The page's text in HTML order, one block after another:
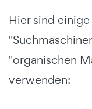
Hier sind
"organischen
verwenden: